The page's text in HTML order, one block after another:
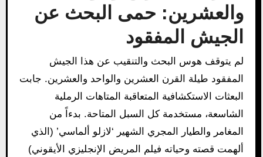
والعشرين: حمى البحث عن
الجيش المفقود
لم يتوقف هوس البحث والتنقيب عن هذا الجيش
المفقود طيلة القرن العشرين والواحد والعشرين. جابت
البعثات الاستكشافية المتعاقبة المتاهات الرملية
الشاسعة، مستخدمة كل السبل المتاحة. بدءاً من
المغامر والطيار المجري الشهير ‘لازلو ألماسي’ (الذي
ألهمت قصته وحياته فيلم المريض الإنجليزي الأيقوني)